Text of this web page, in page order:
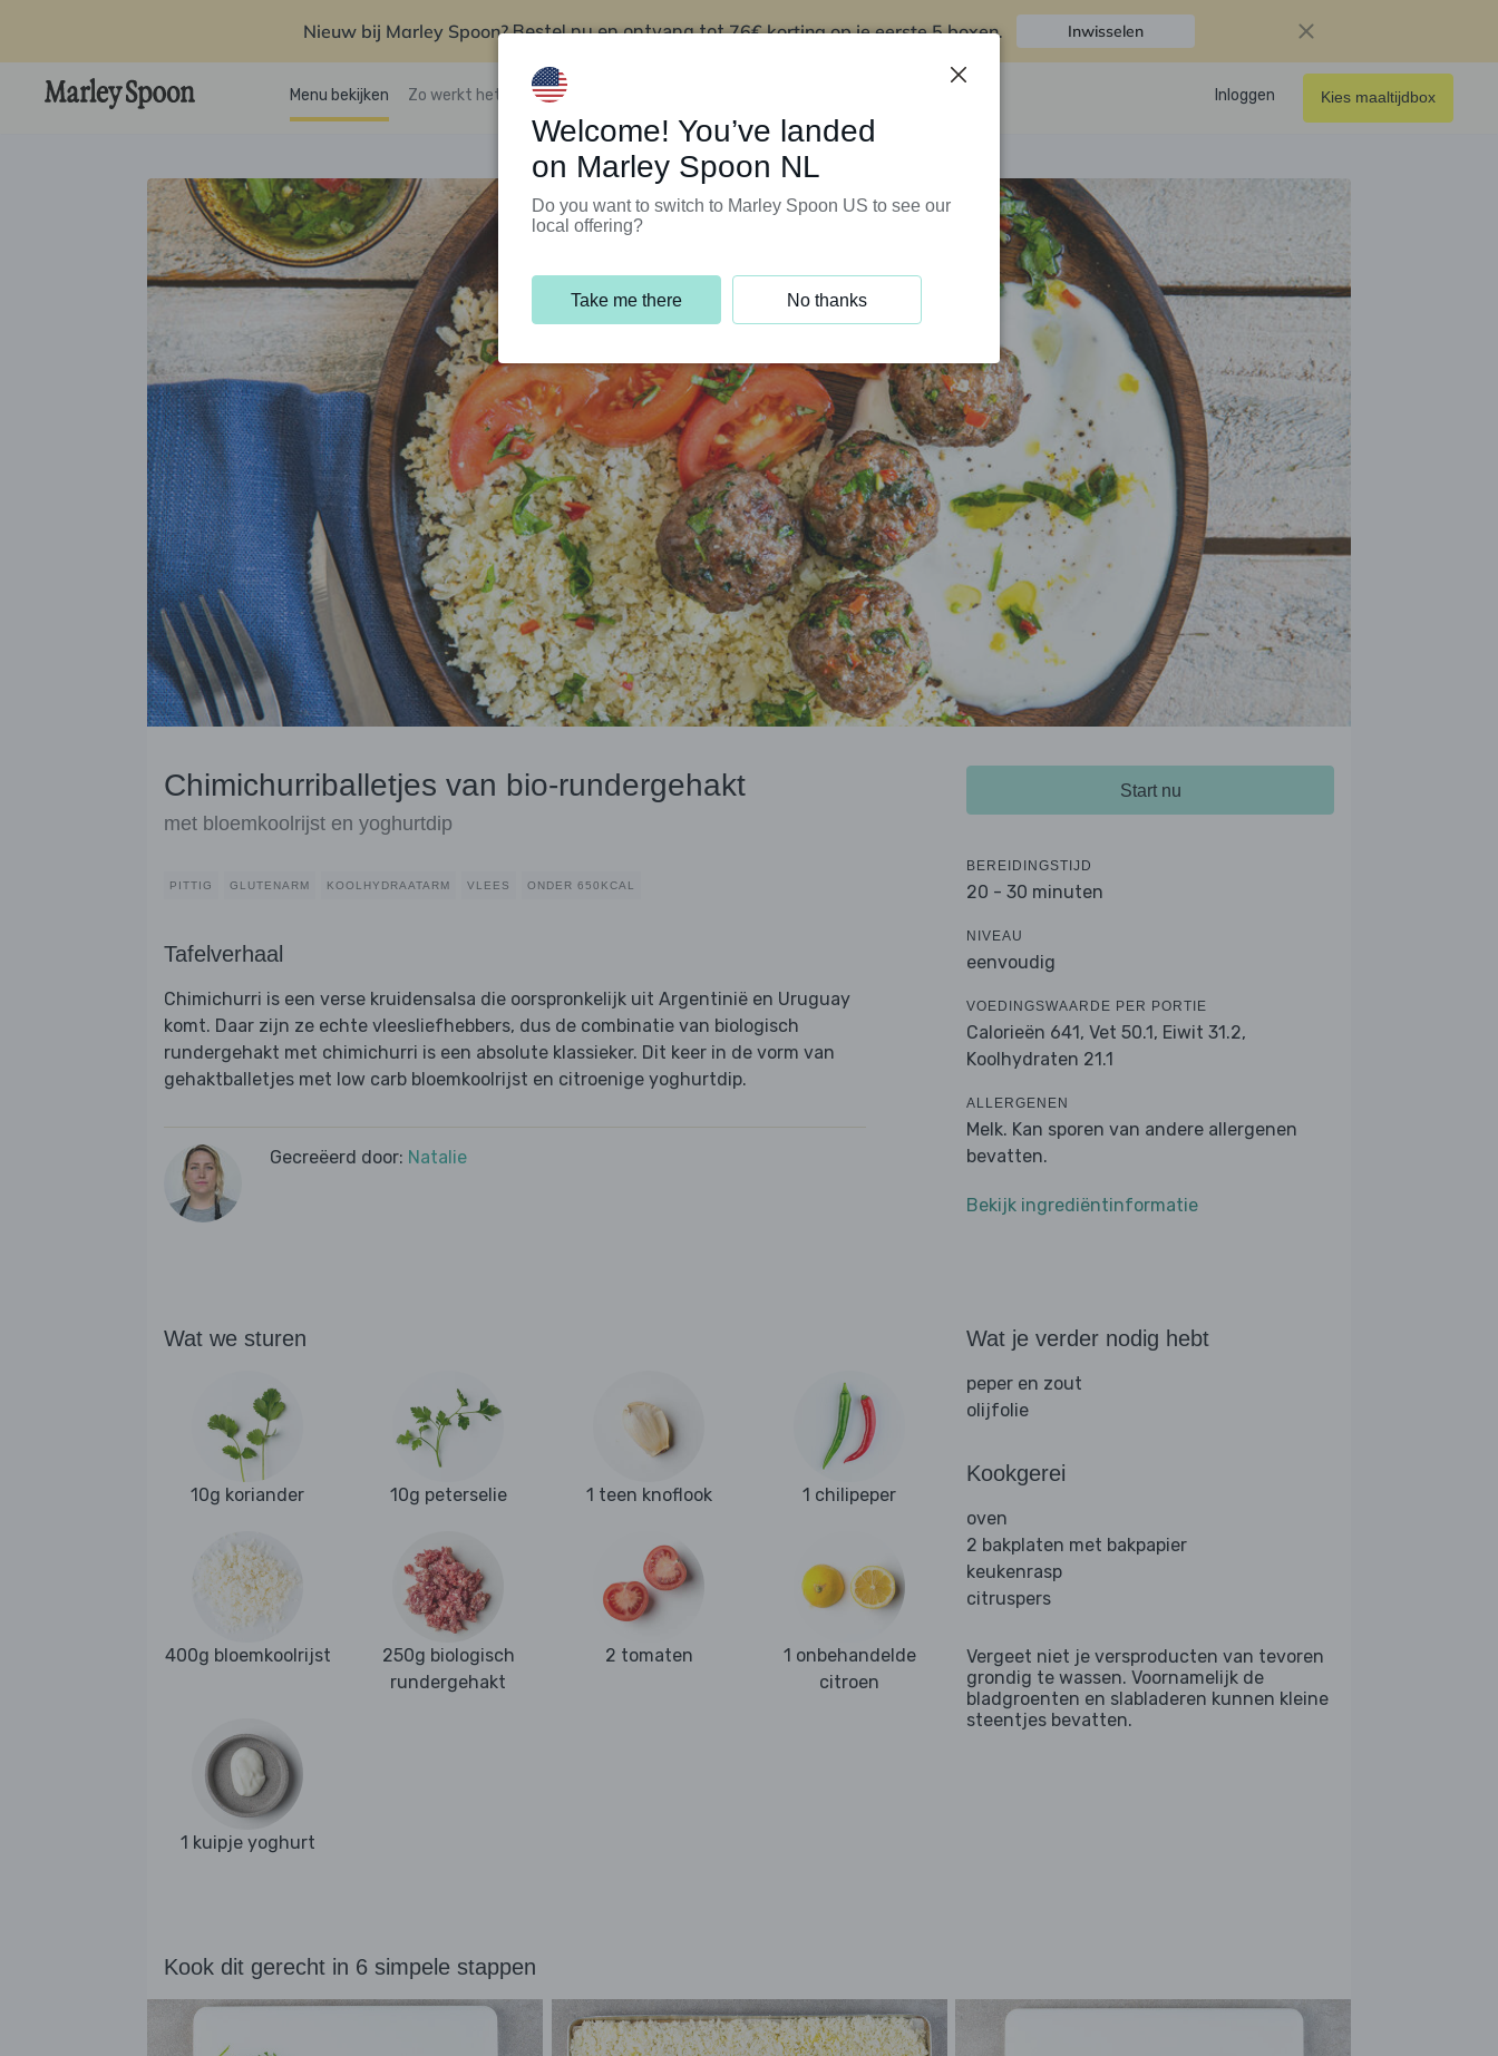
Nieuw bij Marley Spoon?Bestel nu en ontvang tot76€ korting op je eerste 5 boxen. Inwisselen
Menu bekijken Zo werkt het Klantenservice Inloggen Kies maaltijdbox
Chimichurriballetjes van bio-rundergehakt
met bloemkoolrijst en yoghurtdip
PITTIG GLUTENARM KOOLHYDRAATARM VLEES ONDER 650KCAL
Tafelverhaal
Chimichurri is een verse kruidensalsa die oorspronkelijk uit Argentinië en Uruguay
komt. Daar zijn ze echte vleesliefhebbers, dus de combinatie van biologisch
rundergehakt met chimichurri is een absolute klassieker. Dit keer in de vorm van
gehaktballetjes met low carb bloemkoolrijst en citroenige yoghurtdip.
Gecreëerd door: Natalie
Start nu
BEREIDINGSTIJD
20 - 30 minuten
NIVEAU
eenvoudig
VOEDINGSWAARDE PER PORTIE
Calorieën 641, Vet 50.1, Eiwit 31.2,
Koolhydraten 21.1
ALLERGENEN
Melk. Kan sporen van andere allergenen
bevatten.
Bekijk ingrediëntinformatie
Wat we sturen
10g koriander 10g peterselie 1 teen knoflook 1 chilipeper
400g bloemkoolrijst
250g biologisch
rundergehakt
2 tomaten
1 onbehandelde
citroen
1 kuipje yoghurt
Wat je verder nodig hebt
peper en zout
olijfolie
Kookgerei
oven
2 bakplaten met bakpapier
keukenrasp
citruspers
Vergeet niet je versproducten van tevoren
grondig te wassen. Voornamelijk de
bladgroenten en slabladeren kunnen kleine
steentjes bevatten.
Kook dit gerecht in 6 simpele stappen
Welcome! You’ve landed
on Marley Spoon NL
Do you want to switch to Marley Spoon US to see our
local offering?
Take me there No thanks